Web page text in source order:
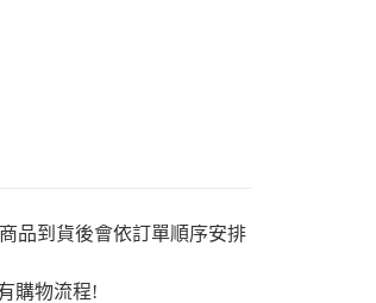
請依後續交易確認頁面所載為準。
易或遇審核未通過，訂單將自動取
示未達大哥付你分期系統評分，恕
付款」的支付方式。 讓您購物簡單
即可結帳。
品到貨後會依訂單順序安排
購物流程!